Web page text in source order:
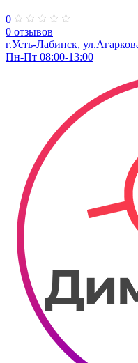
0
0 отзывов
г.Усть-Лабинск,
Пн-Пт 08:00-13:00